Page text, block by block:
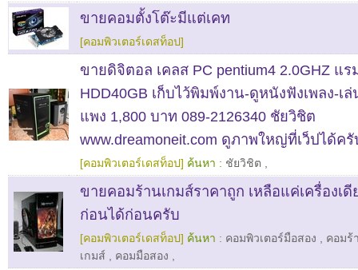
ขายคอมตั้งโต๊ะมีแต่เคท
[คอมพิวเตอร์เดสท็อป]
ขายดิจิตอล เคลส PC pentium4 2.0GHZ แร
HDD40GB เก็บไว้พิมพ์งาน-ดูหนังฟังเพลง-เ
แพง 1,800 บาท 089-2126340 ชัยวิชิต
www.dreamoneit.com ดูภาพใหญ่ที่เว็ปได้ครั
[คอมพิวเตอร์เดสท็อป] ค้นหา : ชัยวิชิต
ขายคอมร้านเกมส์ราคาถูก เหลือแค่เครื่องเ
ก่อนได้ก่อนครับ
[คอมพิวเตอร์เดสท็อป] ค้นหา : คอมพิวเตอร์มือสอง
คอมร้
เกมส์
คอมมือสอง